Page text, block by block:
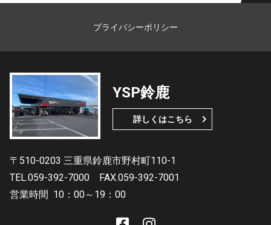
プライバシーポリシー
YSP鈴鹿
詳しくはこちら
〒510-0203 三重県鈴鹿市野村町110-1
TEL.059-392-7000
FAX.059-392-7001
営業時間 10：00～19：00